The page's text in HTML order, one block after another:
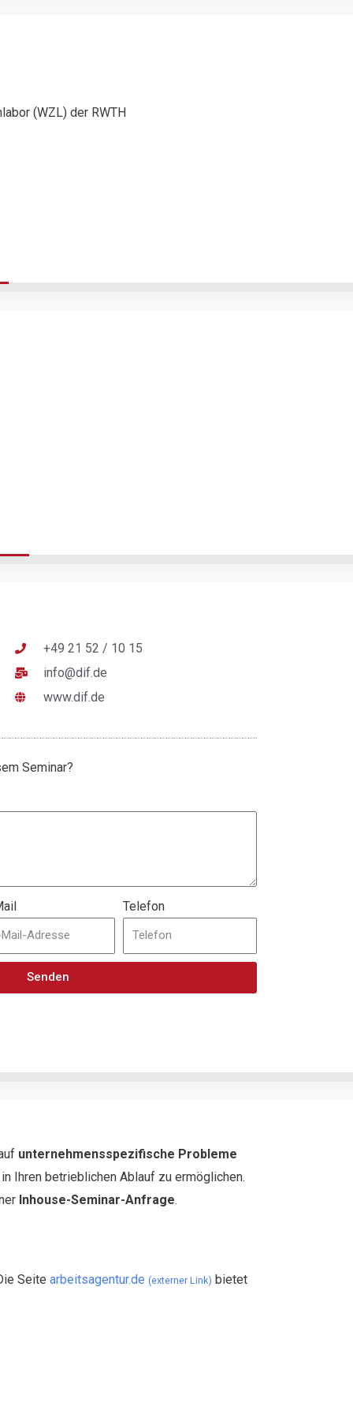
(WZL) der RWTH
+49 21 52 / 10 15
info@dif.de
www.dif.de
Seminar?
Telefon
Senden
unternehmensspezifische Probleme
Ihren betrieblichen Ablauf zu ermöglichen.
Inhouse-Seminar-Anfrage.
Seite arbeitsagentur.de (externer Link) bietet